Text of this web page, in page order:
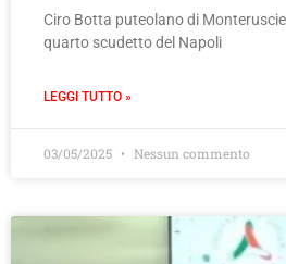
Ciro Botta puteolano di
quarto scudetto del Napoli
LEGGI TUTTO »
03/05/2025 Nessun commento